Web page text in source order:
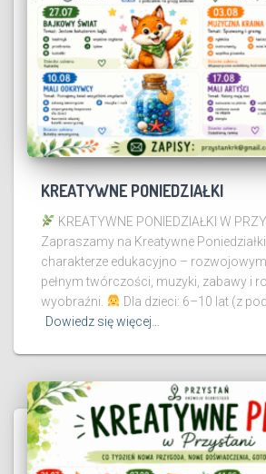
KREATYWNE PONIEDZIAŁKI
KREATYWNE PONIEDZIAŁKI W
Zapraszamy na Kreatywne
charakterze edukacyjno –
pełnym twórczości, muzyki, zabawy i
wyobraźni.
Dla dzieci: 6–10 lat (z
Dowiedz się więcej…